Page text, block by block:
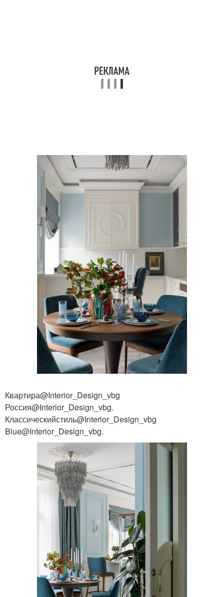
Квартира@Interior_Design_vbg
Россия@Interior_Design_vbg.
Классическийстиль@Interior_Design_vbg
Blue@Interior_Design_vbg.